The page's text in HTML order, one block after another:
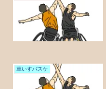
車いすバスケ